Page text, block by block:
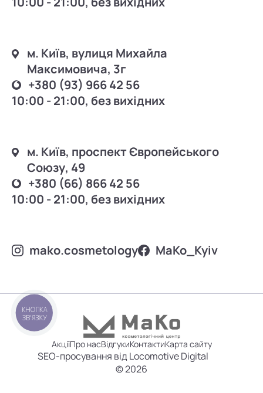
м. Київ, вулиця Михайла
Максимовича, 3г
+380 (93) 966 42 56
10:00 - 21:00, без вихідних
м. Київ, проспект Європейського
Союзу, 49
+380 (66) 866 42 56
10:00 - 21:00, без вихідних
mako.cosmetology MаKo_Kyiv
АкціїПро насВідгукиКонтактиКарта сайту
SEO-просування від Locomotive Digital
© 2026
КНОПКА
ЗВ'ЯЗКУ